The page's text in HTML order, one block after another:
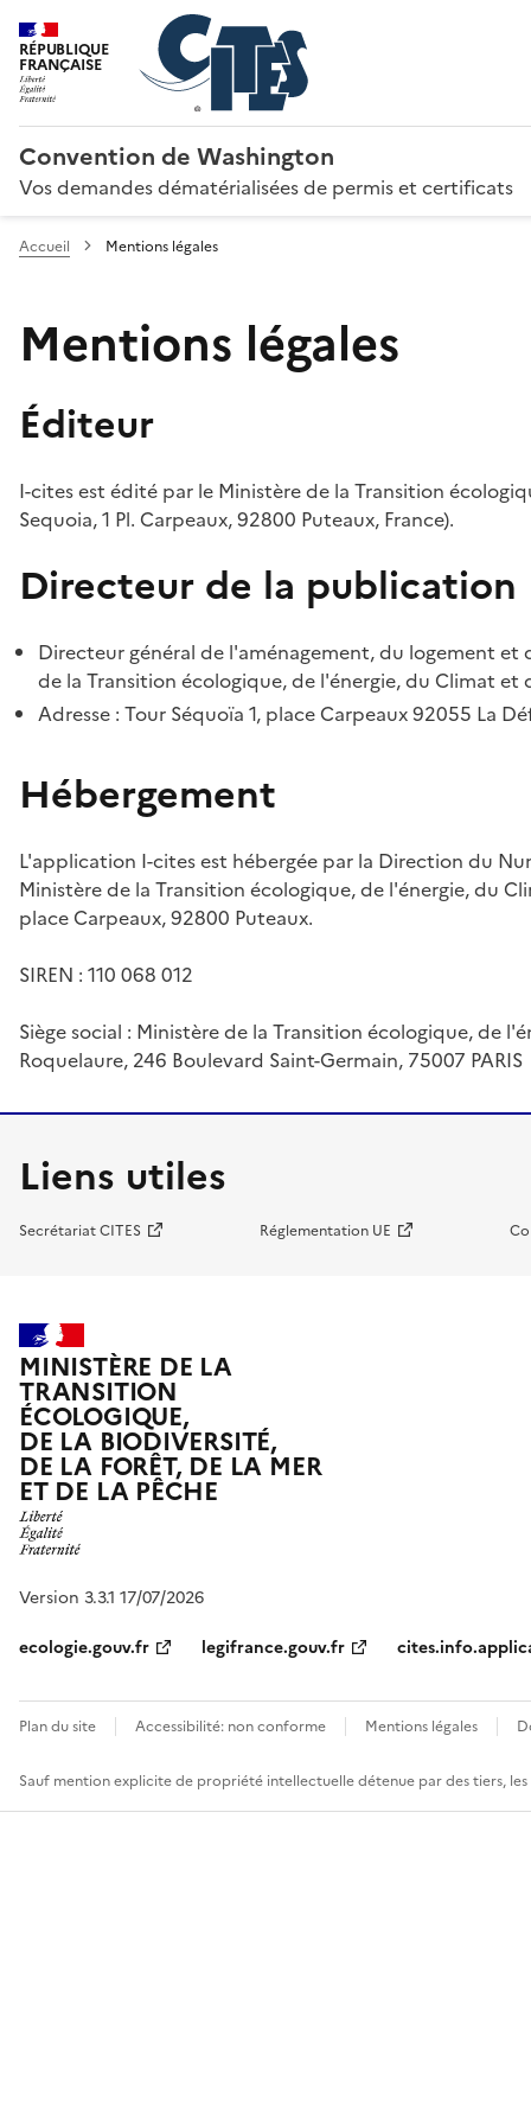
RÉPUBLIQUE
FRANÇAISE
Convention de Washington
Vos demandes dématérialisées de permis et certificats
Accueil Mentions légales
Mentions légales
Éditeur
I-cites est édité par le Ministère de la Transition
Sequoia, 1 Pl. Carpeaux, 92800 Puteaux, France).
Directeur de la publication
Directeur général de l'aménagement, du logement
de la Transition écologique, de l'énergie, du Climat et
Adresse : Tour Séquoïa 1, place Carpeaux 92055 La
Hébergement
L'application I-cites est hébergée par la Direction du
Ministère de la Transition écologique, de l'énergie, du
place Carpeaux, 92800 Puteaux.
SIREN : 110 068 012
Siège social : Ministère de la Transition écologique, de
Roquelaure, 246 Boulevard Saint-Germain, 75007 PARIS
Liens utiles
Secrétariat CITES Réglementation UE
MINISTÈRE DE LA
TRANSITION
ÉCOLOGIQUE,
DE LA BIODIVERSITÉ,
DE LA FORÊT, DE LA MER
ET DE LA PÊCHE
Version 3.3.1 17/07/2026
ecologie.gouv.fr
legifrance.gouv.fr
Plan du site Accessibilité: non conforme Mentions légales
Sauf mention explicite de propriété intellectuelle détenue par des tiers,